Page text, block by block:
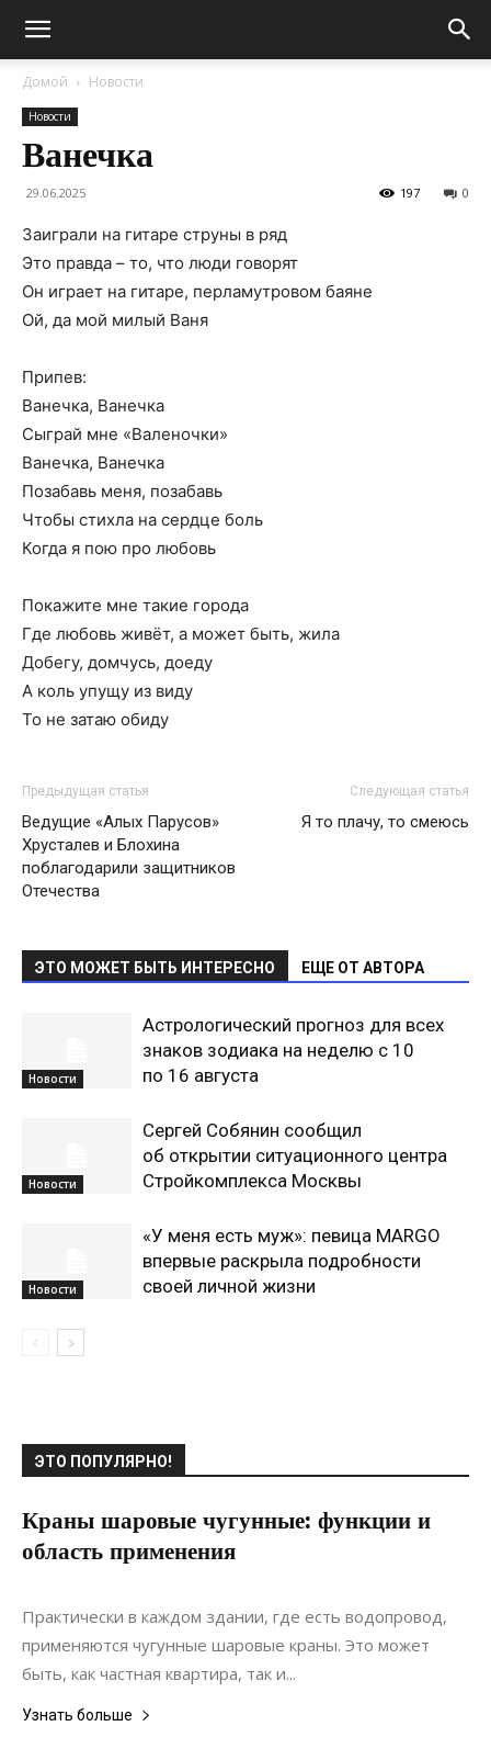
Домой Новости
Новости
Ванечка
29.06.2025 0
197
Заиграли на гитаре струны в ряд
Это правда – то, что люди говорят
Он играет на гитаре, перламутровом баяне
Ой, да мой милый Ваня
Припев:
Ванечка, Ванечка
Сыграй мне «Валеночки»
Ванечка, Ванечка
Позабавь меня, позабавь
Чтобы стихла на сердце боль
Когда я пою про любовь
Покажите мне такие города
Где любовь живёт, а может быть, жила
Добегу, домчусь, доеду
А коль упущу из виду
То не затаю обиду
Предыдущая статья
Ведущие «Алых Парусов»
Хрусталев и Блохина
поблагодарили защитников
Отечества
Следующая статья
Я то плачу, то смеюсь
ЭТО МОЖЕТ БЫТЬ ИНТЕРЕСНО ЕЩЕ ОТ АВТОРА
Новости
Астрологический прогноз для всех
знаков зодиака на неделю с 10
по 16 августа
Новости
Сергей Собянин сообщил
об открытии ситуационного центра
Стройкомплекса Москвы
Новости
«У меня есть муж»: певица MARGO
впервые раскрыла подробности
своей личной жизни
ЭТО ПОПУЛЯРНО!
Краны шаровые чугунные: функции и
область применения
25.02.2021
Практически в каждом здании, где есть водопровод,
применяются чугунные шаровые краны. Это может
быть, как частная квартира, так и...
Узнать больше